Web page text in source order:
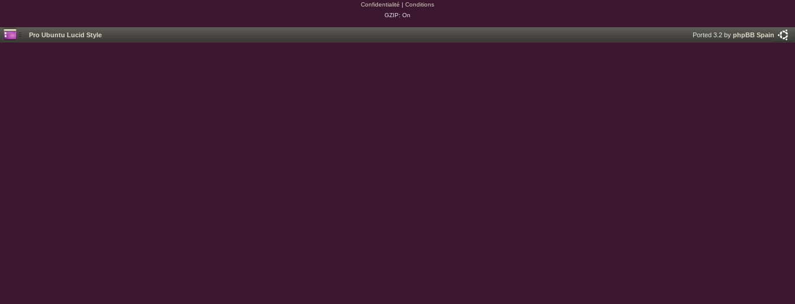
Confidentialité | Conditions
GZIP: On
Pro Ubuntu Lucid Style Ported 3.2 by phpBB Spain